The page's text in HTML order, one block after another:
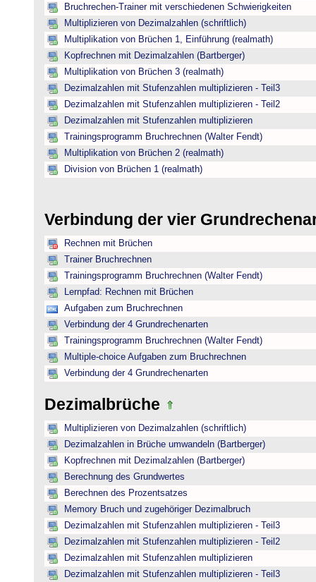
Bruchrechen-Trainer mit verschiedenen Schwierigkeiten
Multiplizieren von Dezimalzahlen (schriftlich)
Multiplikation von Brüchen 1, Einführung (realmath)
Kopfrechnen mit Dezimalzahlen (Bartberger)
Multiplikation von Brüchen 3 (realmath)
Dezimalzahlen mit Stufenzahlen multiplizieren - Teil3
Dezimalzahlen mit Stufenzahlen multiplizieren - Teil2
Dezimalzahlen mit Stufenzahlen multiplizieren
Trainingsprogramm Bruchrechnen (Walter Fendt)
Multiplikation von Brüchen 2 (realmath)
Division von Brüchen 1 (realmath)
Verbindung der vier
Rechnen mit Brüchen
Trainer Bruchrechnen
Trainingsprogramm Bruchrechnen (Walter Fendt)
Lernpfad: Rechnen mit Brüchen
Aufgaben zum Bruchrechnen
Verbindung der 4 Grundrechenarten
Trainingsprogramm Bruchrechnen (Walter Fendt)
Multiple-choice Aufgaben zum Bruchrechnen
Verbindung der 4 Grundrechenarten
Dezimalbrüche
Multiplizieren von Dezimalzahlen (schriftlich)
Dezimalzahlen in Brüche umwandeln (Bartberger)
Kopfrechnen mit Dezimalzahlen (Bartberger)
Berechnung des Grundwertes
Berechnen des Prozentsatzes
Memory Bruch und zugehöriger Dezimalbruch
Dezimalzahlen mit Stufenzahlen multiplizieren - Teil3
Dezimalzahlen mit Stufenzahlen multiplizieren - Teil2
Dezimalzahlen mit Stufenzahlen multiplizieren
Dezimalzahlen mit Stufenzahlen multiplizieren - Teil3